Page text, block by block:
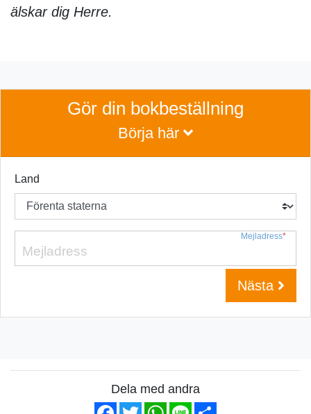
älskar dig Herre.
Gör din bokbeställning
Börja här
Land
Mejladress*
Nästa
Dela med andra
Facebook
TwitterWhatsApp
Line